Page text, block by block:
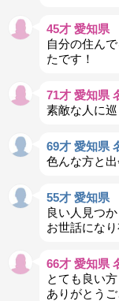
45才 愛知県
自分の住ん
たです！
71才 愛知県
素敵な人に巡
69才 愛知県
色んな方と
55才 愛知県
良い人見つか
お世話になり
66才 愛知県
とても良い
ありがとう